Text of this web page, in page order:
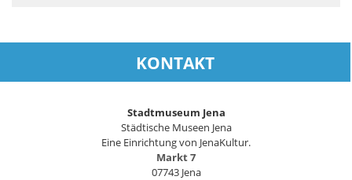
KONTAKT
Stadtmuseum Jena
Städtische Museen Jena
Eine Einrichtung von JenaKultur.
Markt 7
07743 Jena